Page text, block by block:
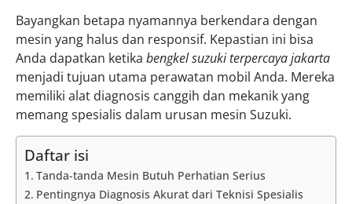
Bayangkan betapa nyamannya berkendara dengan
mesin yang halus dan responsif. Kepastian ini bisa
Anda dapatkan ketika bengkel suzuki terpercaya jakarta
menjadi tujuan utama perawatan mobil Anda. Mereka
memiliki alat diagnosis canggih dan mekanik yang
memang spesialis dalam urusan mesin Suzuki.
Daftar isi
Tanda-tanda Mesin Butuh Perhatian Serius
Pentingnya Diagnosis Akurat dari Teknisi Spesialis